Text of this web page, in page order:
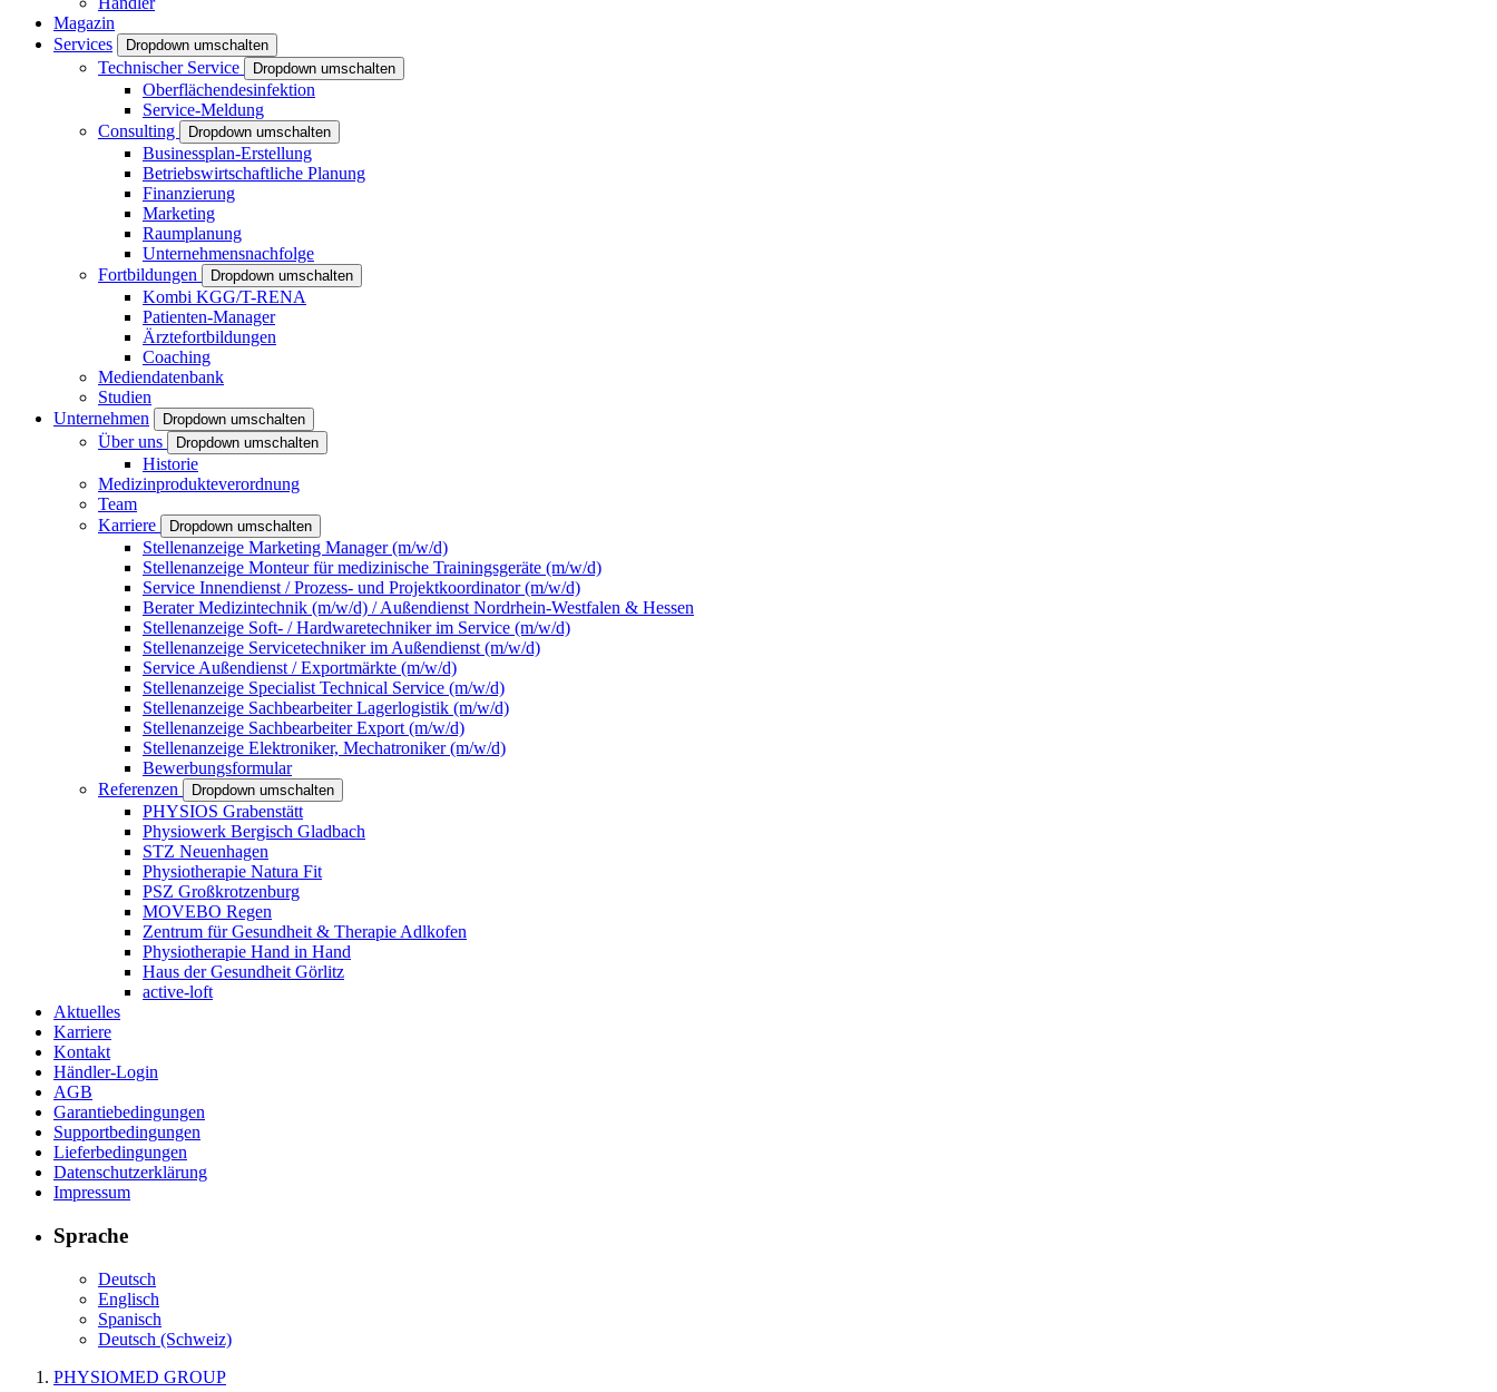
Magazin
Services
Dropdown umschalten
Technischer Service Dropdown umschalten
Oberflächendesinfektion
Service-Meldung
Consulting
Dropdown umschalten
Businessplan-Erstellung
Betriebswirtschaftliche Planung
Finanzierung
Marketing
Raumplanung
Unternehmensnachfolge
Fortbildungen
Dropdown umschalten
Kombi KGG/T-RENA
Patienten-Manager
Ärztefortbildungen
Coaching
Mediendatenbank
Studien
Unternehmen
Dropdown umschalten
Über uns Dropdown umschalten
Historie
Medizinprodukteverordnung
Team
Karriere
Dropdown umschalten
Stellenanzeige Marketing Manager (m/w/d)
Stellenanzeige Monteur für medizinische Trainingsgeräte (m/w/d)
Service Innendienst / Prozess- und Projektkoordinator (m/w/d)
Berater Medizintechnik (m/w/d) / Außendienst Nordrhein-Westfalen & Hessen
Stellenanzeige Soft- / Hardwaretechniker im Service (m/w/d)
Stellenanzeige Servicetechniker im Außendienst (m/w/d)
Service Außendienst / Exportmärkte (m/w/d)
Stellenanzeige Specialist Technical Service (m/w/d)
Stellenanzeige Sachbearbeiter Lagerlogistik (m/w/d)
Stellenanzeige Sachbearbeiter Export (m/w/d)
Stellenanzeige Elektroniker, Mechatroniker (m/w/d)
Bewerbungsformular
Referenzen
Dropdown umschalten
PHYSIOS Grabenstätt
Physiowerk Bergisch Gladbach
STZ Neuenhagen
Physiotherapie Natura Fit
PSZ Großkrotzenburg
MOVEBO Regen
Zentrum für Gesundheit & Therapie Adlkofen
Physiotherapie Hand in Hand
Haus der Gesundheit Görlitz
active-loft
Aktuelles
Karriere
Kontakt
Händler-Login
AGB
Garantiebedingungen
Supportbedingungen
Lieferbedingungen
Datenschutzerklärung
Impressum
Sprache
Deutsch
Englisch
Spanisch
Deutsch (Schweiz)
PHYSIOMED GROUP